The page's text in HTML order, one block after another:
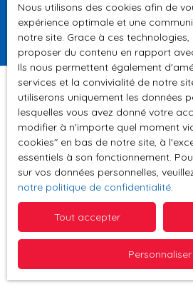
Pertinence
Trier par
Aucun
Nous utilisons des cookies afin de
expérience optimale et une
notre site. Grace à ces
proposer du contenu en rapport
Ils nous permettent également
services et la convivialité de notre
utiliserons uniquement les données
lesquelles vous avez donné votre
modifier à n'importe quel moment
cookies″ en bas de notre site, à
essentiels à son fonctionnement.
sur vos données personnelles,
notre politique de confidentialité.
Tout accepter
Personnaliser